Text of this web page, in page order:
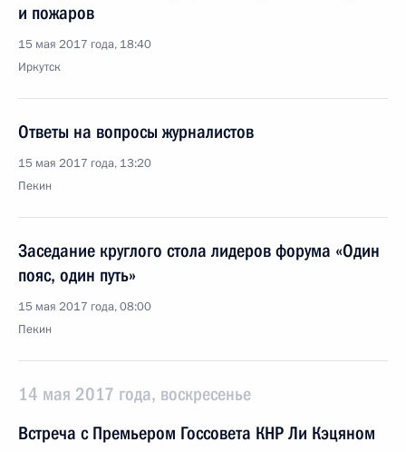
и пожаров
15 мая 2017 года, 18:40
Иркутск
Ответы на вопросы журналистов
15 мая 2017 года, 13:20
Пекин
Заседание круглого стола лидеров форума «Один
пояс, один путь»
15 мая 2017 года, 08:00
Пекин
14 мая 2017 года, воскресенье
Встреча с Премьером Госсовета КНР Ли Кэцяном